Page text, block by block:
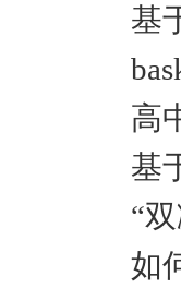
基
高
基
“
如